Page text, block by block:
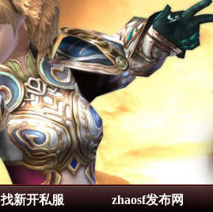
找新开私服 zhaosf发布网